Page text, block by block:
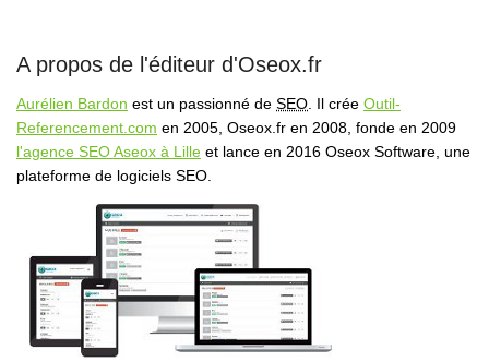
A propos de l'éditeur d'Oseox.fr
Aurélien Bardon est un passionné de SEO . Il crée Outil-
Referencement.com en 2005, Oseox.fr en 2008, fonde en 2009
l'agence SEO Aseox à Lille et lance en 2016 Oseox Software, une
plateforme de logiciels SEO.